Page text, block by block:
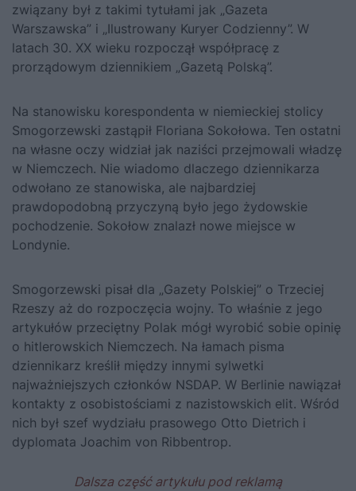
związany był z takimi tytułami jak „Gazeta
Warszawska” i „Ilustrowany Kuryer Codzienny”. W
latach 30. XX wieku rozpoczął współpracę z
prorządowym dziennikiem „Gazetą Polską”.
Na stanowisku korespondenta w niemieckiej stolicy
Smogorzewski zastąpił Floriana Sokołowa. Ten ostatni
na własne oczy widział jak naziści przejmowali władzę
w Niemczech. Nie wiadomo dlaczego dziennikarza
odwołano ze stanowiska, ale najbardziej
prawdopodobną przyczyną było jego żydowskie
pochodzenie. Sokołow znalazł nowe miejsce w
Londynie.
Smogorzewski pisał dla „Gazety Polskiej” o Trzeciej
Rzeszy aż do rozpoczęcia wojny. To właśnie z jego
artykułów przeciętny Polak mógł wyrobić sobie opinię
o hitlerowskich Niemczech. Na łamach pisma
dziennikarz kreślił między innymi sylwetki
najważniejszych członków NSDAP. W Berlinie nawiązał
kontakty z osobistościami z nazistowskich elit. Wśród
nich był szef wydziału prasowego Otto Dietrich i
dyplomata Joachim von Ribbentrop.